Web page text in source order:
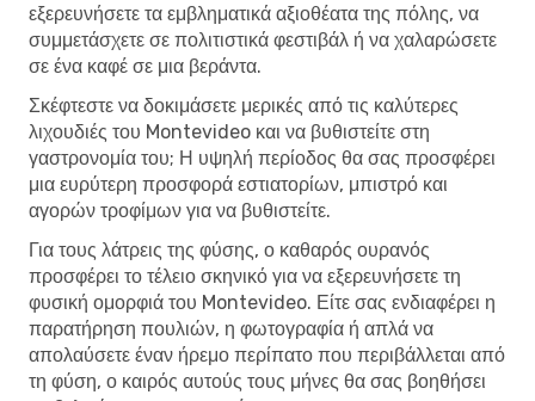
εξερευνήσετε τα εμβληματικά αξιοθέατα της πόλης, να
συμμετάσχετε σε πολιτιστικά φεστιβάλ ή να χαλαρώσετε
σε ένα καφέ σε μια βεράντα.
Σκέφτεστε να δοκιμάσετε μερικές από τις καλύτερες
λιχουδιές του Montevideo και να βυθιστείτε στη
γαστρονομία του; Η υψηλή περίοδος θα σας προσφέρει
μια ευρύτερη προσφορά εστιατορίων, μπιστρό και
αγορών τροφίμων για να βυθιστείτε.
Για τους λάτρεις της φύσης, ο καθαρός ουρανός
προσφέρει το τέλειο σκηνικό για να εξερευνήσετε τη
φυσική ομορφιά του Montevideo. Είτε σας ενδιαφέρει η
παρατήρηση πουλιών, η φωτογραφία ή απλά να
απολαύσετε έναν ήρεμο περίπατο που περιβάλλεται από
τη φύση, ο καιρός αυτούς τους μήνες θα σας βοηθήσει